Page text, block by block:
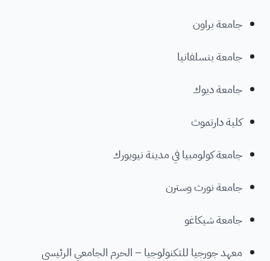
جامعة براون
جامعة بنسلفانيا
جامعة ديوك
كلية دارتموث
جامعة كولومبيا في مدينة نيويورك
جامعة نورث وسترن
جامعة شيكاغو
معهد جورجيا للتكنولوجيا – الحرم الجامعي الرئيسي